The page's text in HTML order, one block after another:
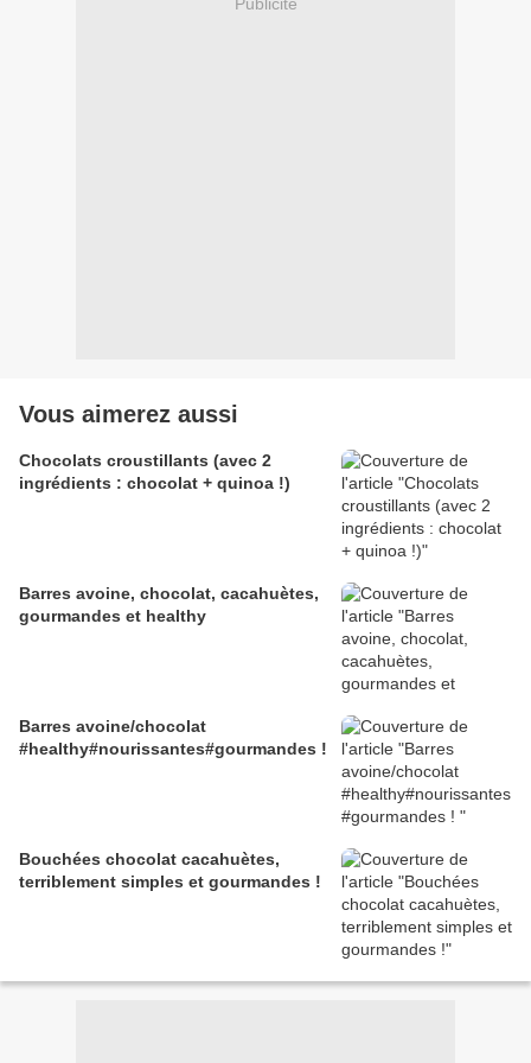
Vous aimerez aussi
Chocolats croustillants (avec 2
ingrédients : chocolat + quinoa !)
Barres avoine, chocolat, cacahuètes,
gourmandes et healthy
Barres avoine/chocolat
#healthy#nourissantes#gourmandes !
Bouchées chocolat cacahuètes,
terriblement simples et gourmandes !